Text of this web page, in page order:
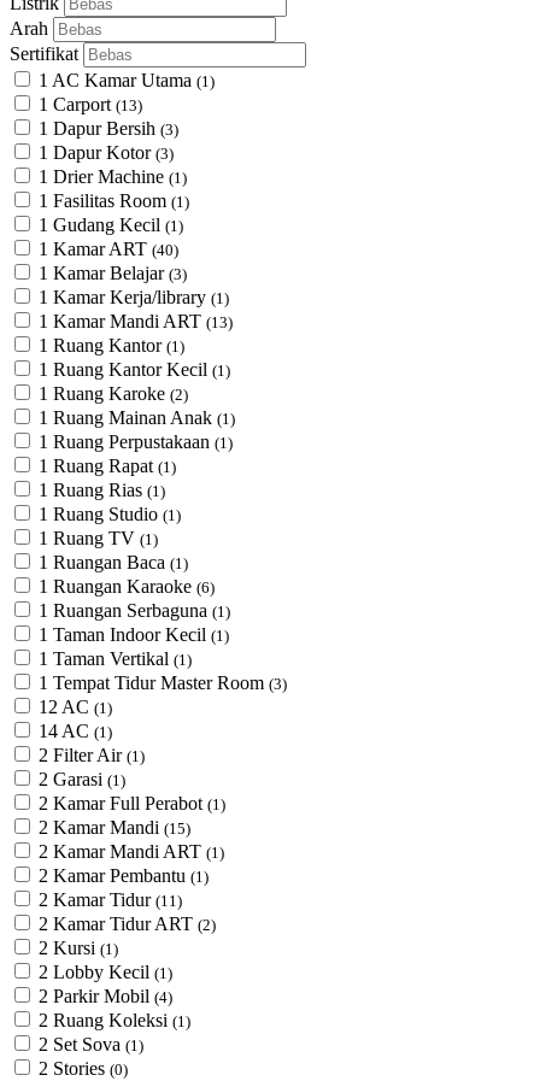
Arah
Sertifikat
1 AC Kamar Utama (1)
1 Carport (13)
1 Dapur Bersih (3)
1 Dapur Kotor (3)
1 Drier Machine (1)
1 Fasilitas Room (1)
1 Gudang Kecil (1)
1 Kamar ART (40)
1 Kamar Belajar (3)
1 Kamar Kerja/library (1)
1 Kamar Mandi ART (13)
1 Ruang Kantor (1)
1 Ruang Kantor Kecil (1)
1 Ruang Karoke (2)
1 Ruang Mainan Anak (1)
1 Ruang Perpustakaan (1)
1 Ruang Rapat (1)
1 Ruang Rias (1)
1 Ruang Studio (1)
1 Ruang TV (1)
1 Ruangan Baca (1)
1 Ruangan Karaoke (6)
1 Ruangan Serbaguna (1)
1 Taman Indoor Kecil (1)
1 Taman Vertikal (1)
1 Tempat Tidur Master Room (3)
12 AC (1)
14 AC (1)
2 Filter Air (1)
2 Garasi (1)
2 Kamar Full Perabot (1)
2 Kamar Mandi (15)
2 Kamar Mandi ART (1)
2 Kamar Pembantu (1)
2 Kamar Tidur (11)
2 Kamar Tidur ART (2)
2 Kursi (1)
2 Lobby Kecil (1)
2 Parkir Mobil (4)
2 Ruang Koleksi (1)
2 Set Sova (1)
2 Stories (0)